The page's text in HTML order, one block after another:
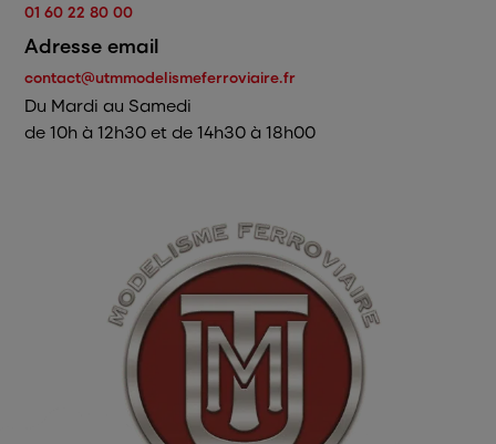
Alimentation Digital Commande
Annonces des trains
Citadel Colour
Games Workshop
01 60 22 80 00
Adresse email
contact@utmmodelismeferroviaire.fr
Du Mardi au Samedi
de 10h à 12h30 et de 14h30 à 18h00